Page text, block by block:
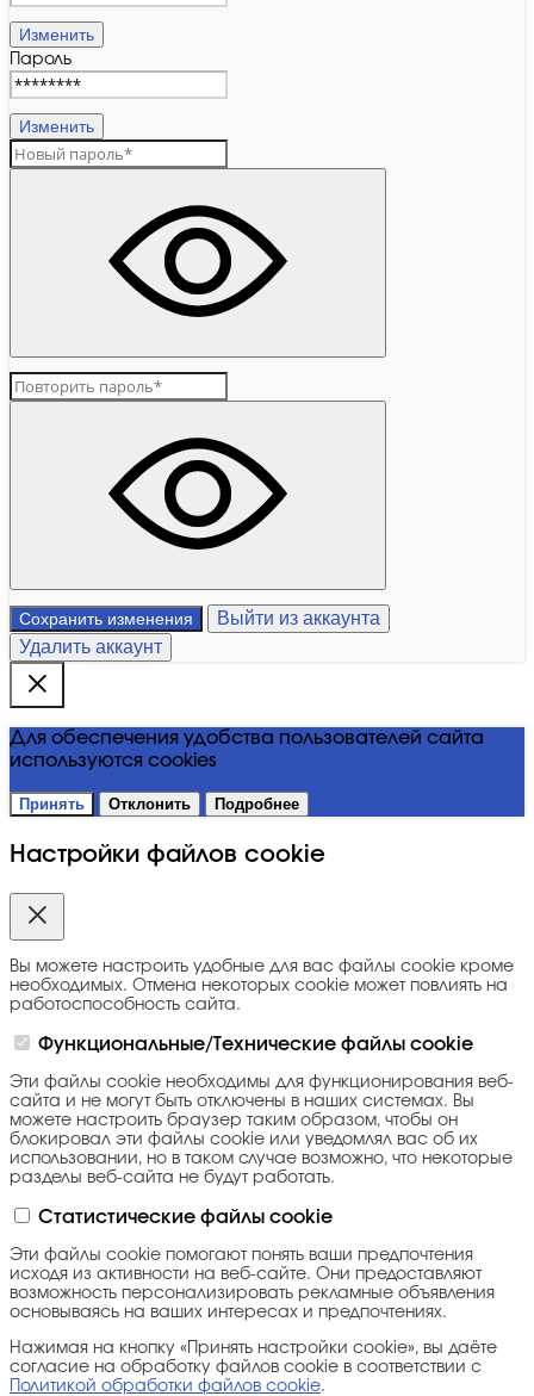
Изменить
Пароль
Изменить
Сохранить изменения
Выйти из аккаунта
Удалить аккаунт
Для обеспечения удобства пользователей сайта
используются cookies
Принять Отклонить Подробнее
Настройки файлов cookie
Вы можете настроить удобные для вас файлы cookie кроме
необходимых. Отмена некоторых cookie может повлиять на
работоспособность сайта.
Функциональные/Технические файлы cookie
Эти файлы cookie необходимы для функционирования веб-
сайта и не могут быть отключены в наших системах. Вы
можете настроить браузер таким образом, чтобы он
блокировал эти файлы cookie или уведомлял вас об их
использовании, но в таком случае возможно, что некоторые
разделы веб-сайта не будут работать.
Статистические файлы cookie
Эти файлы cookie помогают понять ваши предпочтения
исходя из активности на веб-сайте. Они предоставляют
возможность персонализировать рекламные объявления
основываясь на ваших интересах и предпочтениях.
Нажимая на кнопку «Принять настройки cookie», вы даёте
согласие на обработку файлов cookie в соответствии с
Политикой обработки файлов cookie.